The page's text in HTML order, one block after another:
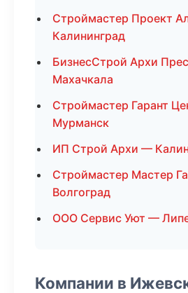
Строймастер Проект
Калининград
БизнесСтрой Архи
Махачкала
Строймастер Гарант
Мурманск
ИП Строй Архи —
Строймастер Мастер
Волгоград
ООО Сервис Уют —
Компании в